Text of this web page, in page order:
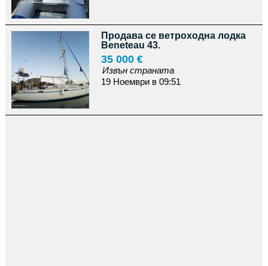
Продава се ветроходна лодка
Beneteau 43.
35 000 €
Извън страната
19 Ноември в 09:51